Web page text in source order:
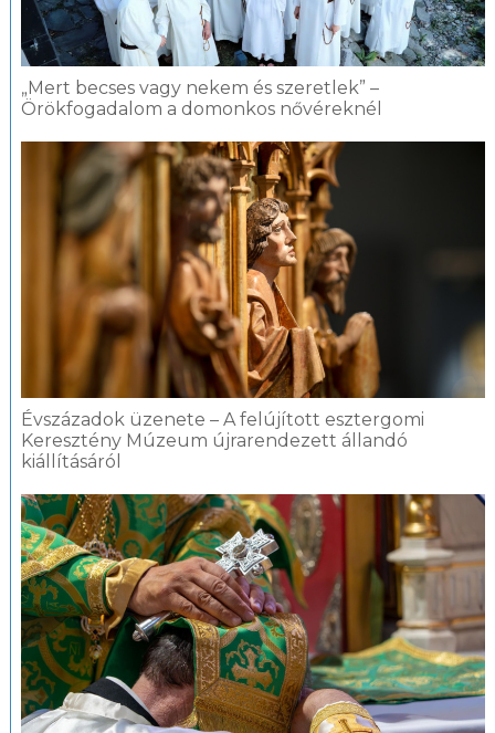
„Mert becses vagy nekem és szeretlek” –
Örökfogadalom a domonkos nővéreknél
Évszázadok üzenete – A felújított esztergomi
Keresztény Múzeum újrarendezett állandó
kiállításáról